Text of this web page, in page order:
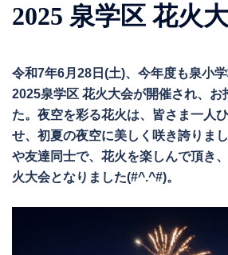
2025 泉学区 花火
令和7年6月28日(土)、今年度も泉小学
2025泉学区 花火大会が開催され、お
た。夜空を彩る花火は、皆さま一人
せ、初夏の夜空に美しく咲き誇りま
や友達同士で、花火を楽しんで頂き
火大会となりました(#^.^#)。